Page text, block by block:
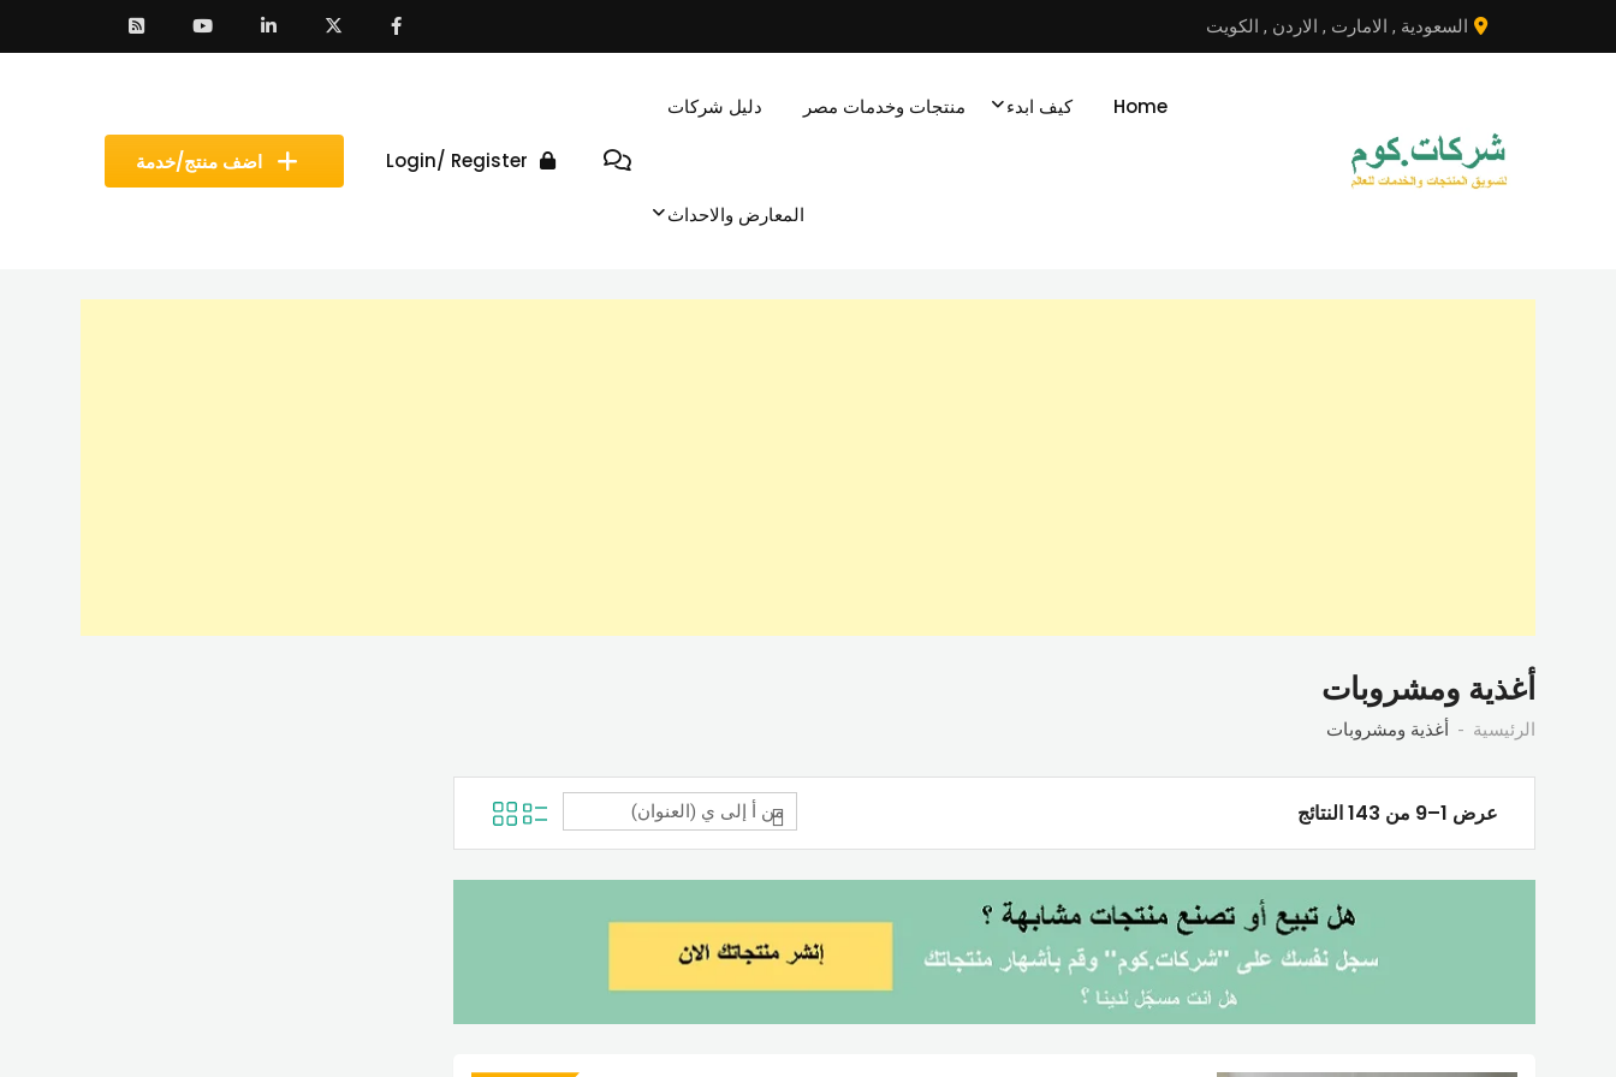
إلى
السعودية , الامارت , الاردن , الكويت
اضف منتج/خدمة Login/ Register
Home كيف ابدء منتجات وخدمات مصر دليل شركات
المعارض والاحداث
أغذية ومشروبات
الرئيسية أغذية ومشروبات
عرض 1–9 من 143 النتائج